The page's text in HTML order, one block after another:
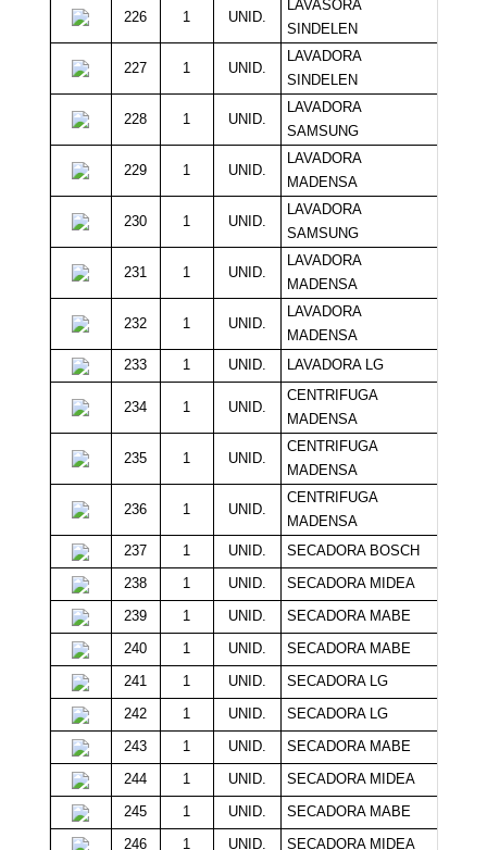
226 1 UNID.
LAVASORA
SINDELEN
227 1 UNID.
LAVADORA
SINDELEN
228 1 UNID.
LAVADORA
SAMSUNG
229 1 UNID.
LAVADORA
MADENSA
230 1 UNID.
LAVADORA
SAMSUNG
231 1 UNID.
LAVADORA
MADENSA
232 1 UNID.
LAVADORA
MADENSA
233 1 UNID. LAVADORA LG
234 1 UNID.
CENTRIFUGA
MADENSA
235 1 UNID.
CENTRIFUGA
MADENSA
236 1 UNID.
CENTRIFUGA
MADENSA
237 1 UNID. SECADORA BOSCH
238
1 UNID. SECADORA MIDEA
239
1 UNID. SECADORA MABE
240
1 UNID. SECADORA MABE
241
1 UNID. SECADORA LG
242
1 UNID. SECADORA LG
243
1 UNID. SECADORA MABE
244
1 UNID. SECADORA MIDEA
245
1 UNID. SECADORA MABE
246
1 UNID. SECADORA MIDEA